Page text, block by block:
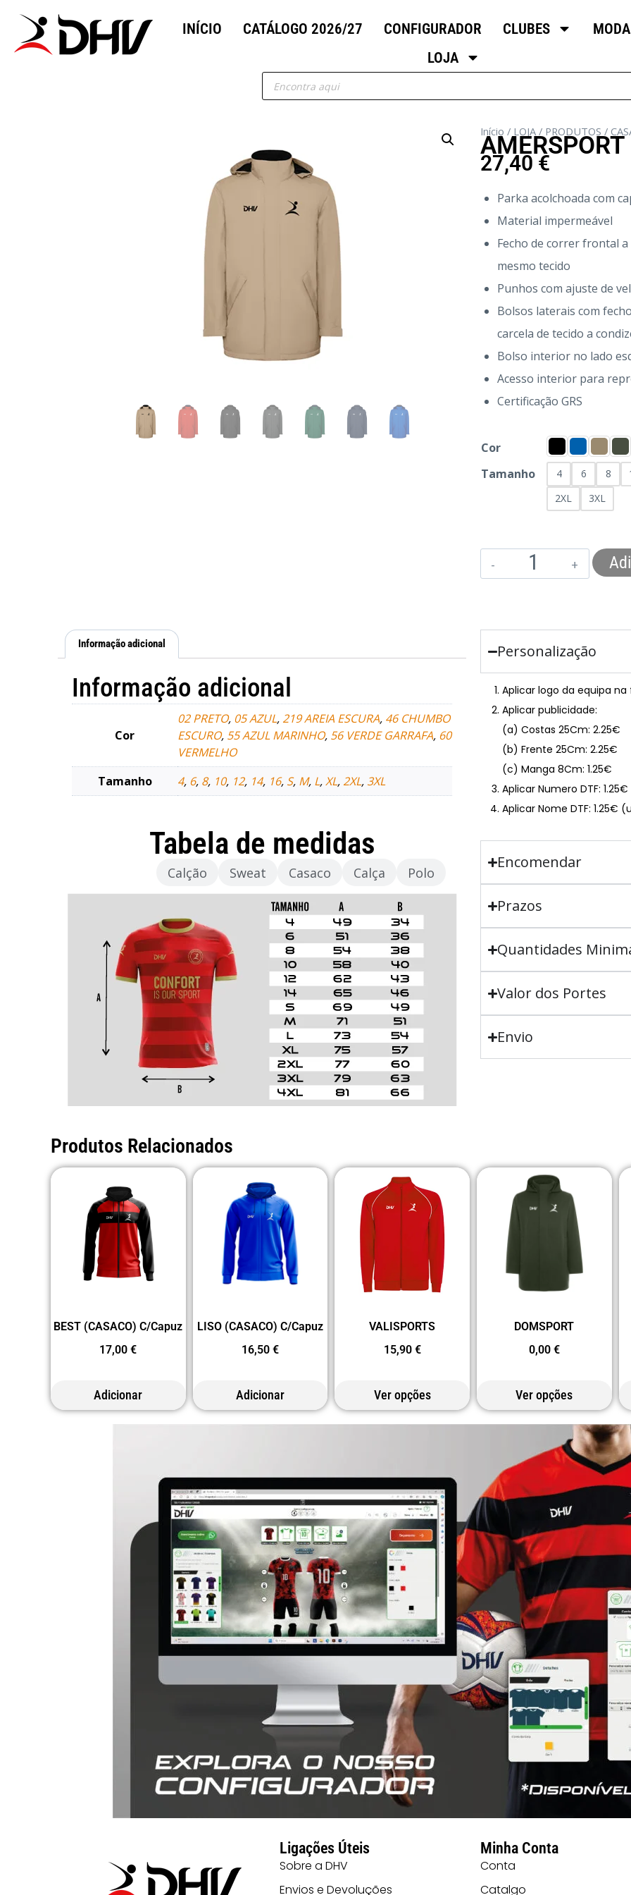
INÍCIO CATÁLOGO 2026/27 CONFIGURADOR CLUBES
LOJA
Início / LOJA / PRODUTOS /
AMERSPORT
27,40 €
Parka acolchoada com
Material impermeável
Fecho de correr frontal
mesmo tecido
Punhos com ajuste de
Bolsos laterais com
carcela de tecido a
Bolso interior no lado
Acesso interior para
Certificação GRS
Cor
Tamanho
4 6 8
2XL
3XL
Informação adicional
Informação adicional
Cor
02 PRETO, 05 AZUL, 219 AREIA ESCURA, 46 CHUMBO
ESCURO, 55 AZUL MARINHO, 56 VERDE GARRAFA, 60
VERMELHO
Tamanho
4, 6, 8, 10, 12, 14, 16, S, M, L,XL, 2XL, 3XL
Tabela de medidas
Calção Sweat Casaco Calça Polo
Personalização
Aplicar logo da equipa na
Aplicar publicidade:
(a) Costas 25Cm: 2.25€
(b) Frente 25Cm: 2.25€
(c) Manga 8Cm: 1.25€
Aplicar Numero DTF:
Aplicar Nome DTF: 1.25€
Encomendar
Prazos
Quantidades
Valor dos Portes
Envio
Produtos Relacionados
BEST (CASACO) C/Capuz
17,00€
Adicionar
LISO (CASACO) C/Capuz
16,50 €
Adicionar
VALISPORTS
15,90 €
Ver opções
DOMSPORT
0,00 €
Ver opções
Ligações Úteis
Sobre a DHV
Envios e Devoluções
Minha Conta
Conta
Catalgo